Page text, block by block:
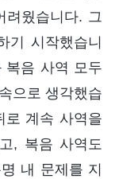
려웠습니다. 그
기 시작했습니
복음 사역 모두
으로 생각했습
로 계속 사역을
, 복음 사역도
내 문제를 지